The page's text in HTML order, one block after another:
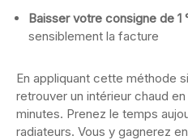
Baisser votre consigne de 1
sensiblement la facture
En appliquant cette méthode
retrouver un intérieur chaud
minutes. Prenez le temps
radiateurs. Vous y gagnerez